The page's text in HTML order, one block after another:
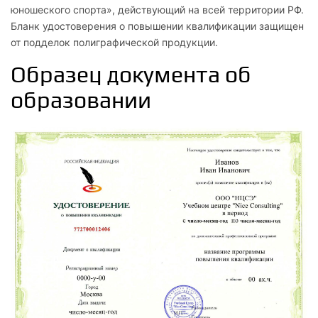
2.1
Развитие проблемы спортивного отбора в стране
2.2
Этапы спортивного отбора
3
Возрастные особенности занятий с юными
спортсменами
Учет возрастных особенностей функций организма юных
спортсменов
Построение тренировочных занятий
юношеского спорта», действующий на всей территории РФ.
Бланк удостоверения о повышении квалификации защищен
от подделок полиграфической продукции.
Образец документа об
образовании